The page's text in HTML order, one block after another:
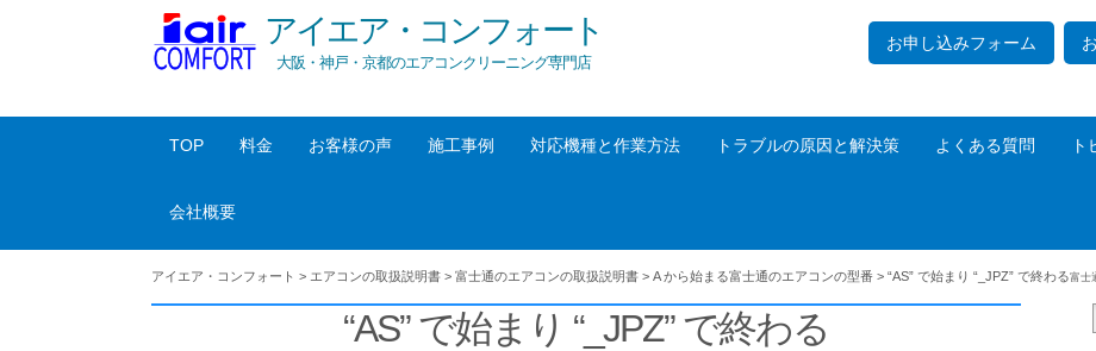
アイエア・コンフォート
大阪・神戸・京都のエアコンクリーニング専門店
お申し込みフォーム
TOP 料金 お客様の声 施工事例 対応機種と作業方法 トラブルの原因と解決策 よくある質問 ト
会社概要
アイエア・コンフォート > エアコンの取扱説明書 > 富士通のエアコンの取扱説明書 > A から始まる富士通のエアコンの型番 > “AS” で始まり “_JPZ” で終わる富士
“AS” で始まり “_JPZ” で終わる